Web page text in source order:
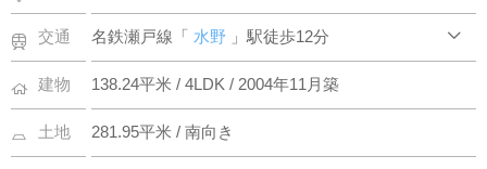
交通 名鉄瀬戸線「 水野 」駅徒歩12分
建物 138.24平米 / 4LDK / 2004年11月築
土地 281.95平米 / 南向き